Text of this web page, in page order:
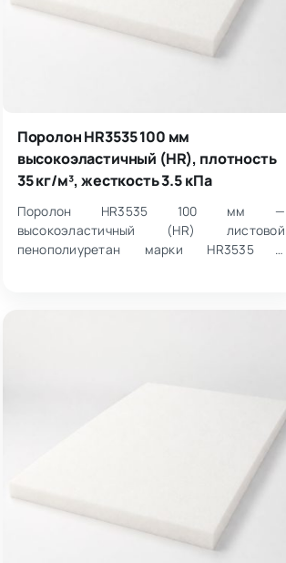
Поролон HR3535 100 мм
высокоэластичный (HR), плотность
35 кг/м³, жесткость 3.5 кПа
Поролон HR3535 100 мм —
высокоэластичный (HR) листовой
пенополиуретан марки HR3535 с